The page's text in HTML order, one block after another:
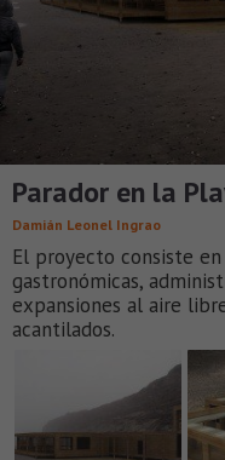
Parador en la
Damián Leonel Ingrao
El proyecto consiste
gastronómicas,
expansiones al aire
acantilados.